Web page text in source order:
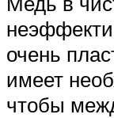
очень
имеет
чтобы